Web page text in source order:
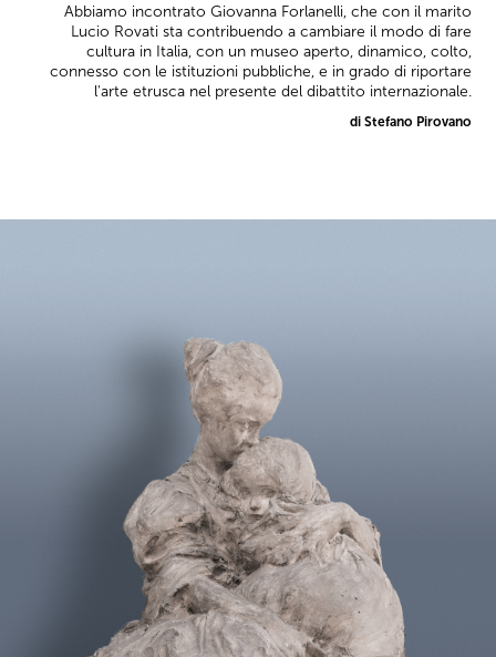
Abbiamo incontrato Giovanna Forlanelli, che con il marito
Lucio Rovati sta contribuendo a cambiare il modo di fare
cultura in Italia, con un museo aperto, dinamico, colto,
connesso con le istituzioni pubbliche, e in grado di riportare
l'arte etrusca nel presente del dibattito internazionale.
di Stefano Pirovano